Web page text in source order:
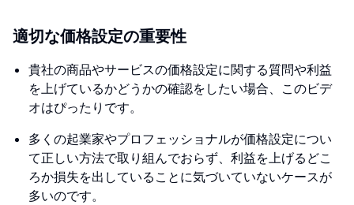
適切な価格設定の重要性
貴社の商品やサービスの価格設定に関する質問や利益
を上げているかどうかの確認をしたい場合、このビデ
オはぴったりです。
多くの起業家やプロフェッショナルが価格設定につい
て正しい方法で取り組んでおらず、利益を上げるどこ
ろか損失を出していることに気づいていないケースが
多いのです。